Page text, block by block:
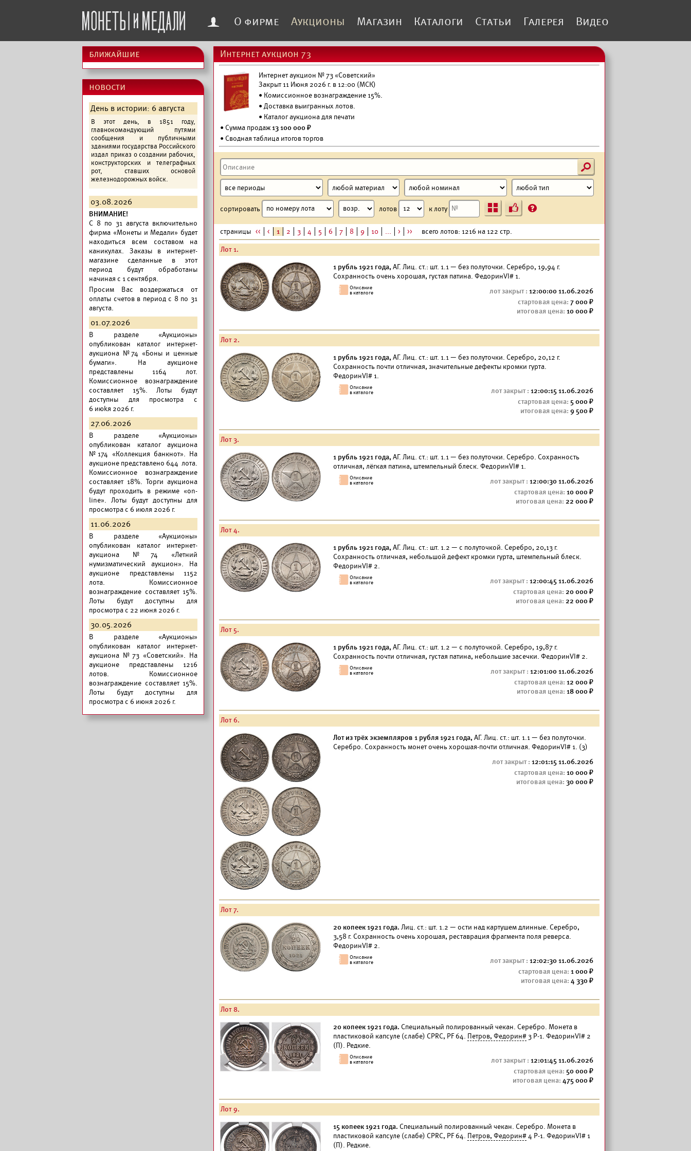
f О фирме Аукционы Магазин Каталоги Статьи Галерея Видео
ближайшие
новости
День в истории: 6 августа
В этот день, в 1851 году,
главнокомандующий путями
сообщения и публичными
зданиями государства Российского
издал приказ о создании рабочих,
конструкторских и телеграфных
рот, ставших основой
железнодорожных войск.
03.08.2026
ВНИМАНИЕ!
C 8 по 31 августа включительно
фирма «Монеты и Медали» будет
находиться всем составом на
каникулах. Заказы в интернет-
магазине сделанные в этот
период будут обработаны
начиная с 1 сентября.
Просим Вас воздержаться от
оплаты счетов в период с 8 по 31
августа.
01.07.2026
В разделе «Аукционы»
опубликован каталог интернет-
аукциона №74 «Боны и ценные
бумаги». На аукционе
представлены 1164 лот.
Комиссионное вознаграждение
составляет 15%. Лоты будут
доступны для просмотра с
6 июkя 2026 г.
27.06.2026
В разделе «Аукционы»
опубликован каталог аукциона
№174 «Коллекция банкнот». На
аукционе представлено 644 лота.
Комиссионное вознаграждение
составляет 18%. Торги аукциона
будут проходить в режиме «on-
line». Лоты будут доступны для
просмотра с 6 июля 2026 г.
11.06.2026
В разделе «Аукционы»
опубликован каталог интернет-
аукциона №74 «Летний
нумизматический аукцион». На
аукционе представлены 1152
лота. Комиссионное
вознаграждение составляет 15%.
Лоты будут доступны для
просмотра с 22 июня 2026 г.
30.05.2026
В разделе «Аукционы»
опубликован каталог интернет-
аукциона №73 «Советский». На
аукционе представлены 1216
лотов. Комиссионное
вознаграждение составляет 15%.
Лоты будут доступны для
просмотра с 6 июня 2026 г.
Интернет аукцион 73
Интернет аукцион № 73 «Советский»
Закрыт 11 Июня 2026 г. в 12:00 (МСК)
• Комиссионное вознаграждение 15%.
•Доставка выигранных лотов.
• Каталог аукциона для печати
• Сумма продаж13 100 000 ₽
• Сводная таблица итогов торгов
s
сортировать лотов к лоту Ъ ?
страницы << < 1 2 3 4 5 6 7 8 9 10 ... > >> всего лотов: 1216 на 122 стр.
Лот 1.
1 рубль 1921 года,АГ. Лиц. ст.: шт. 1.1 — без полуточки. Серебро, 19,94 г.
Сохранность очень хорошая, густая патина. ФедоринVI# 1.
12:00:00 11.06.2026
7 000
10 000
Лот 2.
1 рубль 1921 года,АГ. Лиц. ст.: шт. 1.1 — без полуточки. Серебро, 20,12 г.
Сохранность почти отличная, значительные дефекты кромки гурта.
ФедоринVI# 1.
12:00:15 11.06.2026
5 000
9 500
Лот 3.
1 рубль 1921 года,АГ. Лиц. ст.: шт. 1.1 — без полуточки. Серебро. Сохранность
отличная, лёгкая патина, штемпельный блеск. ФедоринVI# 1.
12:00:30 11.06.2026
10 000
22 000
Лот 4.
1 рубль 1921 года,АГ. Лиц. ст.: шт. 1.2 — с полуточкой. Серебро, 20,13 г.
Сохранность отличная, небольшой дефект кромки гурта, штемпельный блеск.
ФедоринVI# 2.
12:00:45 11.06.2026
20 000
22 000
Лот 5.
1 рубль 1921 года,АГ. Лиц. ст.: шт. 1.2 — с полуточкой. Серебро, 19,87 г.
Сохранность почти отличная, густая патина, небольшие засечки. ФедоринVI# 2.
12:01:00 11.06.2026
12 000
18 000
Лот 6.
Лот из трёх экземпляров 1 рубля 1921 года,АГ. Лиц. ст.: шт. 1.1 — без полуточки.
Серебро. Сохранность монет очень хорошая-почти отличная. ФедоринVI# 1. (3)
12:01:15 11.06.2026
10 000
30 000
Лот 7.
20 копеек 1921 года. Лиц. ст.: шт. 1.2 — ости над картушем длинные. Серебро,
3,58 г. Сохранность очень хорошая, реставрация фрагмента поля реверса.
ФедоринVI# 2.
12:02:30 11.06.2026
1 000
4 330
Лот 8.
20 копеек 1921 года. Специальный полированный чекан. Серебро. Монета в
пластиковой капсуле (слабе) CPRC, PF 64. Петров, Федорин#3 Р-1. ФедоринVI# 2
(П). Редкие.
12:01:45 11.06.2026
50 000
475 000
Лот 9.
15 копеек 1921 года. Специальный полированный чекан. Серебро. Монета в
пластиковой капсуле (слабе) CPRC, PF 64. Петров, Федорин#4 Р-1. ФедоринVI# 1
(П). Редкие.